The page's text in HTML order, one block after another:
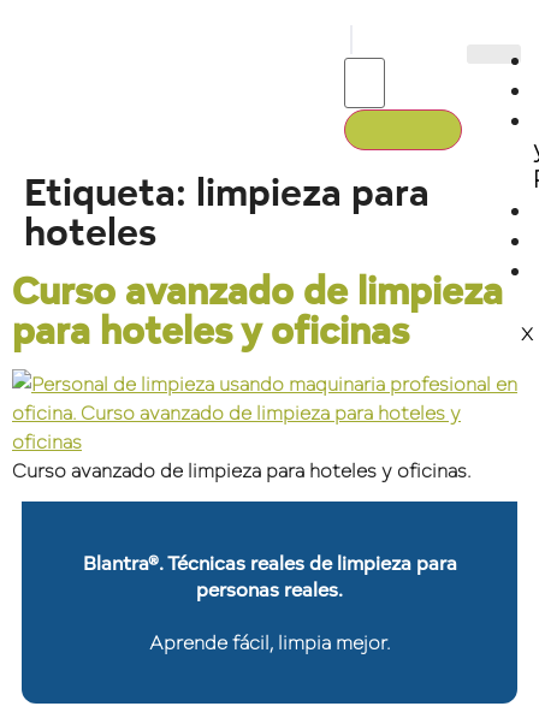
X
Etiqueta: limpieza para
hoteles
Curso avanzado de limpieza
para hoteles y oficinas
Curso avanzado de limpieza para hoteles y oficinas.
Blantra®. Técnicas reales de limpieza para
personas reales.
Aprende fácil, limpia mejor.